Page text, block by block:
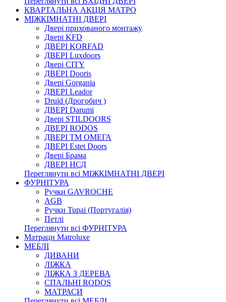
КВАРТАЛЬНА АКЦІЯ МАТРО
МІЖКІМНАТНІ ДВЕРІ
Двері прихованого монтажу
Двері KFD
ДВЕРІ KORFAD
ДВЕРІ Luxdoors
Двері CITY
ДВЕРІ Dooris
Двері Gorgania
ДВЕРІ Leador
Druid (Дрогобич )
ДВЕРІ Darumi
Двері STILDOORS
ДВЕРІ RODOS
ДВЕРІ ТМ ОМЕГА
ДВЕРІ Estet Doors
Двері Брама
ДВЕРІ НСД
Переглянути всі МІЖКІМНАТНІ ДВЕРІ
ФУРНІТУРА
Ручки GAVROCHE
AGB
Ручки Tupai (Португалія)
Петлі
Переглянути всі ФУРНІТУРА
Матраци Matroluxe
МЕБЛІ
ДИВАНИ
ЛІЖКА
ЛІЖКА З ДЕРЕВА
СПАЛЬНІ RODOS
МАТРАСИ